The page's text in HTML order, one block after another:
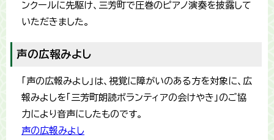
ンクールに先駆け、三芳町で圧巻のピアノ演奏を披露して
いただきました。
声の広報みよし
「声の広報みよし」は、視覚に障がいのある方を対象に、広
報みよしを「三芳町朗読ボランティアの会けやき」のご協
力により音声にしたものです。
声の広報みよし